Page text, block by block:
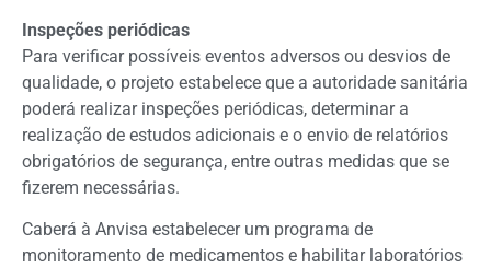
Inspeções periódicas
Para verificar possíveis eventos adversos ou desvios de
qualidade, o projeto estabelece que a autoridade sanitária
poderá realizar inspeções periódicas, determinar a
realização de estudos adicionais e o envio de relatórios
obrigatórios de segurança, entre outras medidas que se
fizerem necessárias.
Caberá à Anvisa estabelecer um programa de
monitoramento de medicamentos e habilitar laboratórios